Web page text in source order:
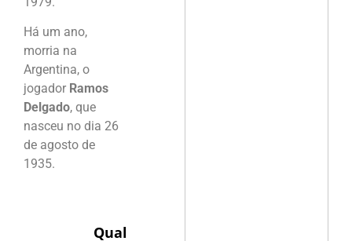
Há um ano,
morria na
Argentina, o
jogador Ramos
Delgado, que
nasceu no dia 26
de agosto de
1935.
Qual